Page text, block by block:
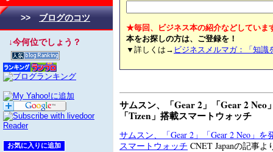
>> ブログのコツ
↓今何位でしょう？
★毎回、ビジネス本の紹介などしていま
本をお探しの方は、ご登録を！
▼詳しくは→ ビジネスメルマガ：「知識
サムスン、「Gear 2」「Gear 2 Neo
「Tizen」搭載スマートウォッチ
サムスン、「Gear 2」「Gear 2 Neo」を
スマートウォッチ CNET Japanの記事よ